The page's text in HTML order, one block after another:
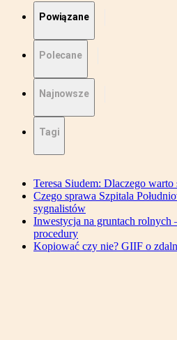
Powiązane
Polecane
Najnowsze
Tagi
Teresa Siudem: Dlaczego warto
Czego sprawa Szpitala
sygnalistów
Inwestycja na gruntach rolnych
procedury
Kopiować czy nie? GIIF o